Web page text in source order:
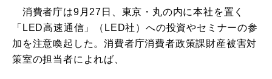
消費者庁は9月27日、東京・丸の内に本社を置く
「LED高速通信」（LED社）への投資やセミナーの参
加を注意喚起した。消費者庁消費者政策課財産被害対
策室の担当者によれば、